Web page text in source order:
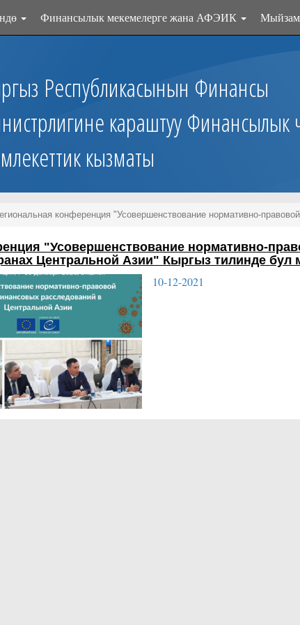
Финансылык мекемелерге жана АФЭИК
Республикасынын Финансы
караштуу Финансылык
кызматы
конференция "Усовершенствование нормативно-
"Усовершенствование нормативно-
Центральной Азии" Кыргыз тилинде бул
10-12-2021